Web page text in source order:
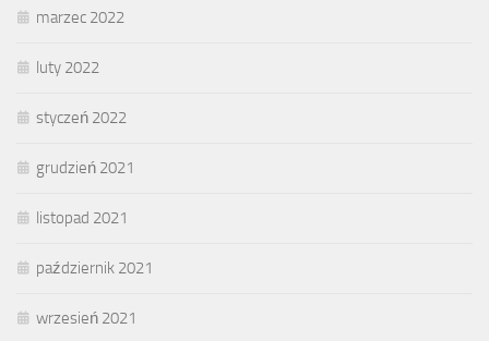
marzec 2022
luty 2022
styczeń 2022
grudzień 2021
listopad 2021
październik 2021
wrzesień 2021